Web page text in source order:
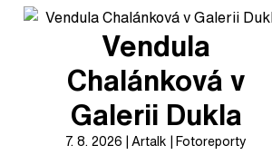
Vendula
Chalánková v
Galerii Dukla
7. 8. 2026 Artalk Fotoreporty